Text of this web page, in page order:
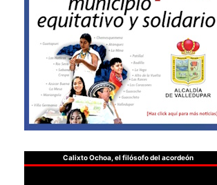
Calixto Ochoa, el filósofo del acordeón